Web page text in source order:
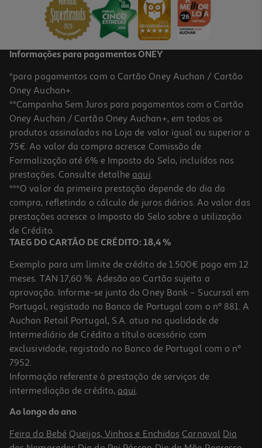
Price reduced from
10,05 €
Emulsão D'aveia Ginecologico Menopausa 200ml
117.25 €/Lt
23,45 €
-15%
Solução Saforelle Hipoalergénica 250ml
52.28 €/Lt
13,07 €
Promoção
Informações para pagamentos ONEY
*para pagamentos com o Cartão Oney Auchan / Cartão
Oney Auchan+.
**Campanha Sem Juros para pagamentos com o Cartão
Oney Auchan / Cartão Oney Auchan+, em todos os
produtos assinalados na Loja de valor igual ou superior a
75€. Ao valor da compra acresce Comissão de
Formalização até 6% e Imposto do Selo, incluídos nas
prestações. Consulte detalhe aqui.
***O valor da primeira prestação depende do dia da
compra, refletindo o cálculo de juros diários. Ao valor das
prestações acresce o Imposto do Selo sobre a utilização
de Crédito.
TAEG DO CARTÃO DE CRÉDITO: 18,4 %
Exemplo para um limite de crédito de 1.500€ pago em 12
meses. TAN 17,60 %. Adesão ao Cartão sujeita a
aprovação. Informe-se junto do Oney Bank – Sucursal em
Portugal, registado no Banco de Portugal com o nº 881. A
Auchan Retail Portugal, S.A. atua na qualidade de
Intermediário de Crédito a título acessório com
exclusividade, registado no Banco de Portugal com o nº
7952.
Informação referente à prestação de serviços de
intermediação de crédito, aqui.
Ao longo do ano
Feira do Bebé Queijos, Vinhos e Enchidos Carnaval Dia